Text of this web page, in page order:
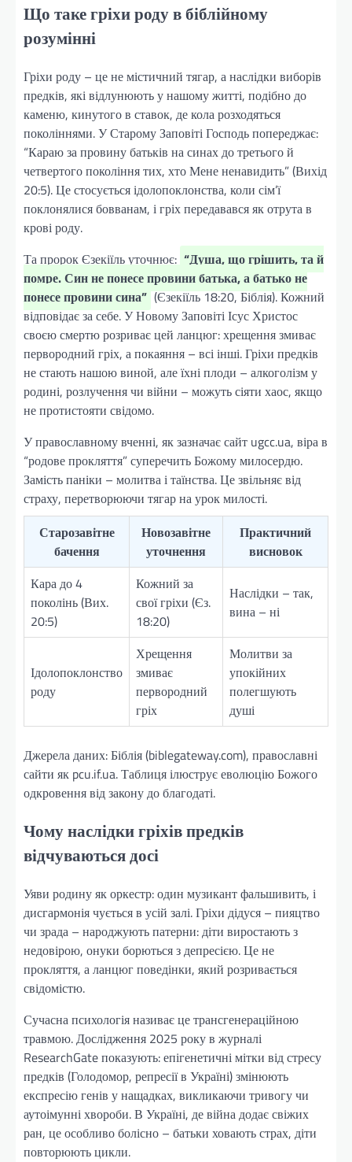
Що таке гріхи роду в біблійному
розумінні
Гріхи роду – це не містичний тягар, а наслідки виборів
предків, які відлунюють у нашому житті, подібно до
каменю, кинутого в ставок, де кола розходяться
поколіннями. У Старому Заповіті Господь попереджає:
“Караю за провину батьків на синах до третього й
четвертого покоління тих, хто Мене ненавидить” (Вихід
20:5). Це стосується ідолопоклонства, коли сім’ї
поклонялися бовванам, і гріх передавався як отрута в
крові роду.
Та пророк Єзекіїль уточнює: “Душа, що грішить, та й
помре. Син не понесе провини батька, а батько не
понесе провини сина” (Єзекіїль 18:20, Біблія). Кожний
відповідає за себе. У Новому Заповіті Ісус Христос
своєю смертю розриває цей ланцюг: хрещення змиває
первородний гріх, а покаяння – всі інші. Гріхи предків
не стають нашою виной, але їхні плоди – алкоголізм у
родині, розлучення чи війни – можуть сіяти хаос, якщо
не протистояти свідомо.
У православному вченні, як зазначає сайт ugcc.ua, віра в
“родове прокляття” суперечить Божому милосердю.
Замість паніки – молитва і таїнства. Це звільняє від
страху, перетворюючи тягар на урок милості.
Старозавітне
бачення
Новозавітне
уточнення
Практичний
висновок
Кара до 4
поколінь (Вих.
20:5)
Кожний за
свої гріхи (Єз.
18:20)
Наслідки – так,
вина – ні
Ідолопоклонство
роду
Хрещення
змиває
первородний
гріх
Молитви за
упокійних
полегшують
душі
Джерела даних: Біблія (biblegateway.com), православні
сайти як pcu.if.ua. Таблиця ілюструє еволюцію Божого
одкровення від закону до благодаті.
Чому наслідки гріхів предків
відчуваються досі
Уяви родину як оркестр: один музикант фальшивить, і
дисгармонія чується в усій залі. Гріхи дідуся – пияцтво
чи зрада – народжують патерни: діти виростають з
недовірою, онуки борються з депресією. Це не
прокляття, а ланцюг поведінки, який розривається
свідомістю.
Сучасна психологія називає це трансгенераційною
травмою. Дослідження 2025 року в журналі
ResearchGate показують: епігенетичні мітки від стресу
предків (Голодомор, репресії в Україні) змінюють
експресію генів у нащадках, викликаючи тривогу чи
аутоімунні хвороби. В Україні, де війна додає свіжих
ран, це особливо болісно – батьки ховають страх, діти
повторюють цикли.